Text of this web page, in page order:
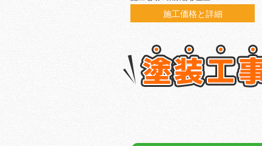
施工価格と詳細